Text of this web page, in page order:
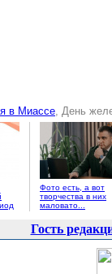
в Миассе, День
Фото есть, а вот
творчества в них
маловато...
Гость